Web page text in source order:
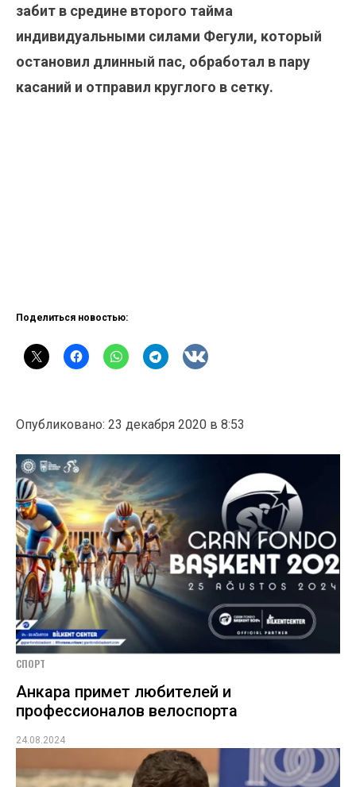
забит в средине второго тайма
индивидуальными силами Фегули, который
остановил длинный пас, обработал в пару
касаний и отправил круглого в сетку.
Поделиться новостью:
Опубликовано: 23 декабря 2020 в 8:53
СПОРТ
Анкара примет любителей и
профессионалов велоспорта
24.08.2024